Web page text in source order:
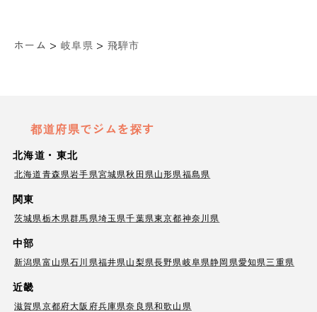
ホーム > 岐阜県 > 飛騨市
都道府県でジムを探す
北海道・東北
北海道青森県岩手県宮城県秋田県山形県福島県
関東
茨城県栃木県群馬県埼玉県千葉県東京都神奈川県
中部
新潟県富山県石川県福井県山梨県長野県岐阜県静岡県愛知県三重県
近畿
滋賀県京都府大阪府兵庫県奈良県和歌山県